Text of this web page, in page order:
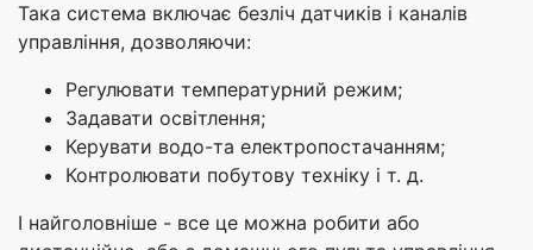
Така система включає безліч датчиків і каналів
управління, дозволяючи:
Регулювати температурний режим;
Задавати освітлення;
Керувати водо-та електропостачанням;
Контролювати побутову техніку і т. д.
І найголовніше - все це можна робити або